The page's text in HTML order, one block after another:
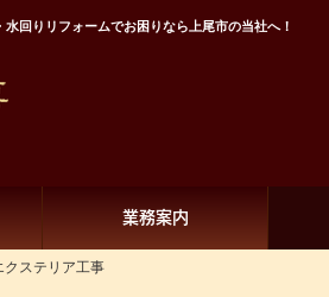
りリフォームでお困りなら上尾市の当社へ！
業務案内
ステリア工事